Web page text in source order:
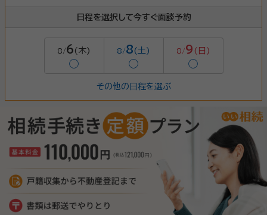
日程を選択して今すぐ面談予約
8/6 (木)
◯
8/8(土)
◯
8/9 (日)
◯
その他の日程を選ぶ